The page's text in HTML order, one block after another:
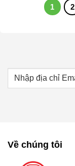
1 2
Về chúng tôi